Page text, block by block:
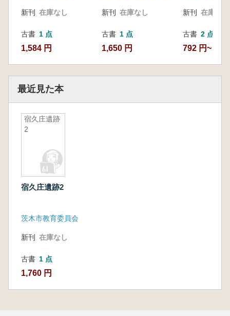
新刊 在庫なし
古書 1 点
1,584 円
新刊 在庫なし
古書 1 点
1,650 円
新刊 在庫なし
古書 2 点
792 円~
最近見た本
宿久庄遺跡
2
宿久庄遺跡2
茨木市教育委員会
新刊 在庫なし
古書 1 点
1,760 円